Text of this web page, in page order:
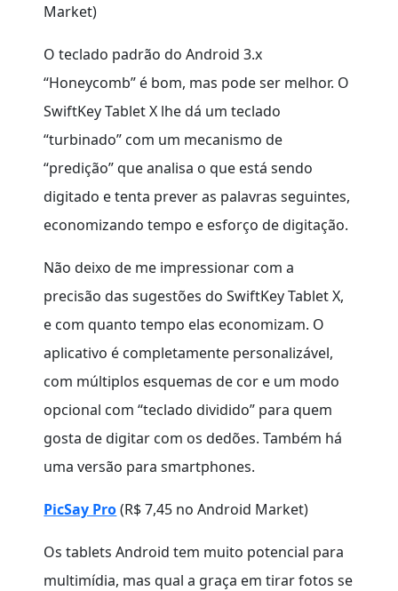
Market)
O teclado padrão do Android 3.x
“Honeycomb” é bom, mas pode ser melhor. O
SwiftKey Tablet X lhe dá um teclado
“turbinado” com um mecanismo de
“predição” que analisa o que está sendo
digitado e tenta prever as palavras seguintes,
economizando tempo e esforço de digitação.
Não deixo de me impressionar com a
precisão das sugestões do SwiftKey Tablet X,
e com quanto tempo elas economizam. O
aplicativo é completamente personalizável,
com múltiplos esquemas de cor e um modo
opcional com “teclado dividido” para quem
gosta de digitar com os dedões. Também há
uma versão para smartphones.
PicSay Pro(R$ 7,45 no Android Market)
Os tablets Android tem muito potencial para
multimídia, mas qual a graça em tirar fotos se